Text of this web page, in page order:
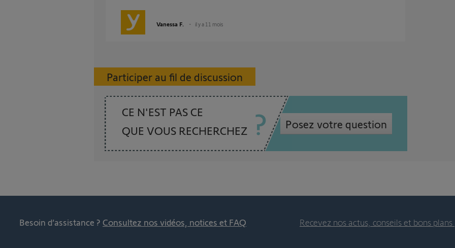
Vanessa F. il y a 11 mois
Participer au fil de discussion
CE N'EST PAS CE
QUE VOUS RECHERCHEZ
Posez votre question
Besoin d’assistance ? Consultez nos vidéos, notices et FAQ Recevez nos actus, conseils et bons